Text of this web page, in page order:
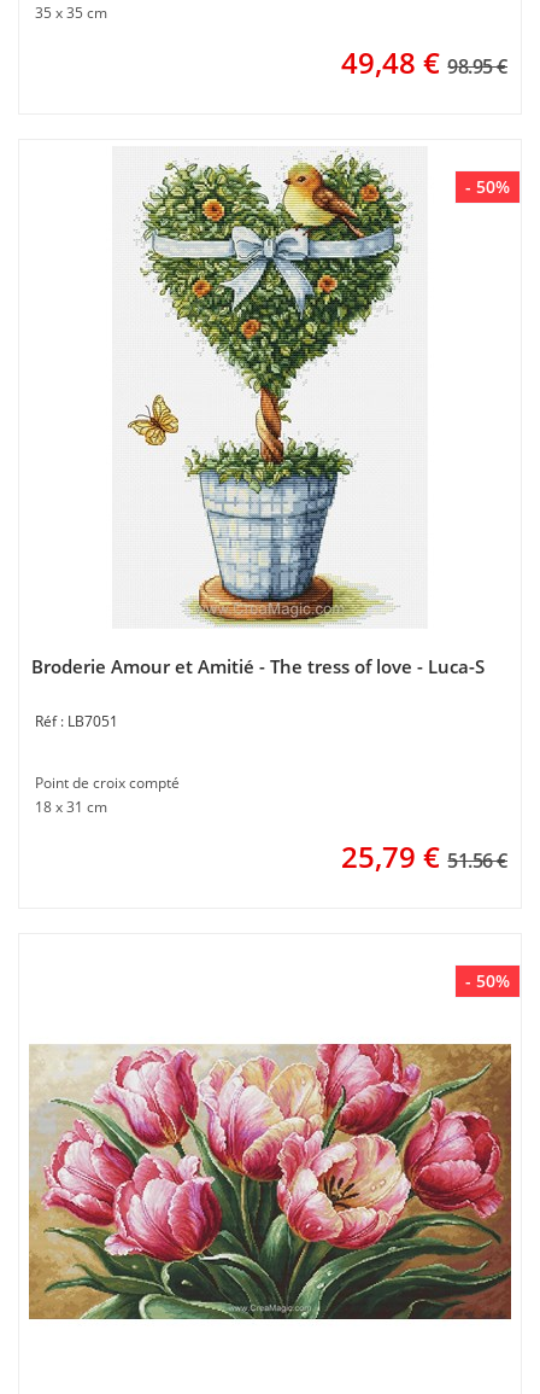
35 x 35 cm
49,48 € 98.95 €
- 50%
Broderie Amour et Amitié - The tress of love - Luca-S
LB7051
Point de croix compté
18 x 31 cm
25,79 € 51.56 €
- 50%